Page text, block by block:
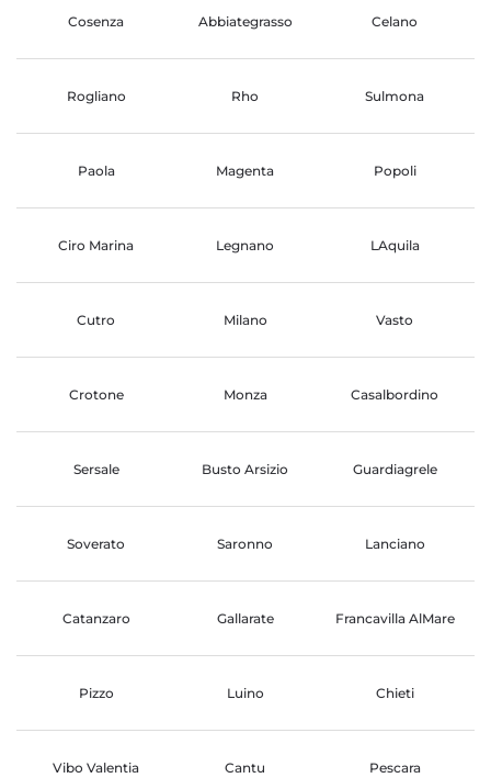
Cosenza Abbiategrasso Celano
Rogliano Rho Sulmona
Paola Magenta Popoli
Ciro Marina Legnano LAquila
Cutro Milano Vasto
Crotone Monza Casalbordino
Sersale Busto Arsizio Guardiagrele
Soverato Saronno Lanciano
Catanzaro Gallarate Francavilla AlMare
Pizzo Luino Chieti
Vibo Valentia Cantu Pescara